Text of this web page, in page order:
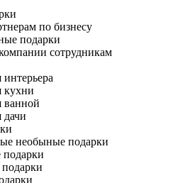
по бизнесу
подарки
сотрудникам
кухни
ванной
дачи
необыные подарки